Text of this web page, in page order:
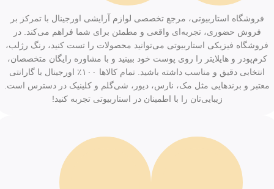
فروشگاه استاربیوتی، مرجع تخصصی لوازم آرایشی اورجینال با تمرکز بر
فروش حضوری، تجربه‌ای واقعی و مطمئن برای شما فراهم می‌کند. در
فروشگاه فیزیکی استاربیوتی می‌توانید محصولات را تست کنید، رنگ رژلب،
کرم‌پودر و هایلایتر را روی پوست خود ببینید و با مشاوره رایگان متخصصان،
انتخابی دقیق و مناسب داشته باشید. تمام کالاها ۱۰۰٪ اورجینال با گارانتی
معتبر و برندهایی مثل مک، نارس، دیور، شی‌گلم و کلینیک در دسترس است.
زیبایی‌تان را با اطمینان در استاربیوتی تجربه کنید!